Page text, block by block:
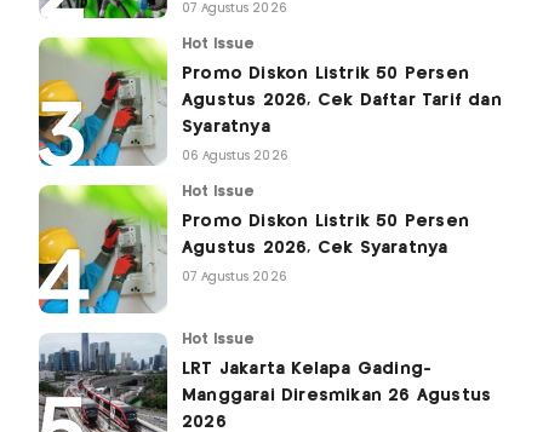
07 Agustus 2026
Hot Issue
Promo Diskon Listrik 50 Persen
Agustus 2026, Cek Daftar Tarif dan
Syaratnya
06 Agustus 2026
Hot Issue
Promo Diskon Listrik 50 Persen
Agustus 2026, Cek Syaratnya
07 Agustus 2026
Hot Issue
LRT Jakarta Kelapa Gading-
Manggarai Diresmikan 26 Agustus
2026